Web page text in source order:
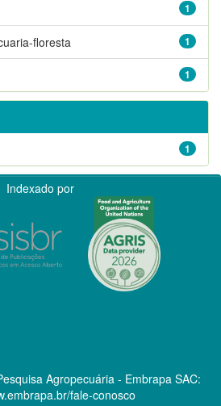
1
1
floresta
1
1
Indexado por
Agropecuária - Embrapa SAC:
fale-conosco